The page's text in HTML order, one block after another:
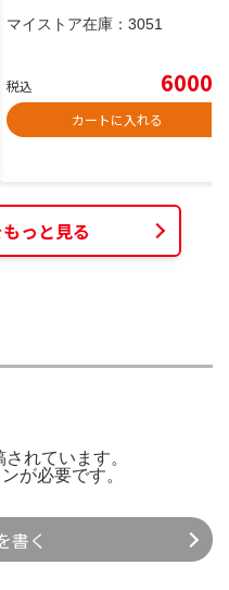
マイストア在庫： 3051
税込 6000
カートに入れる
っと見る
れています。
が必要です。
書く